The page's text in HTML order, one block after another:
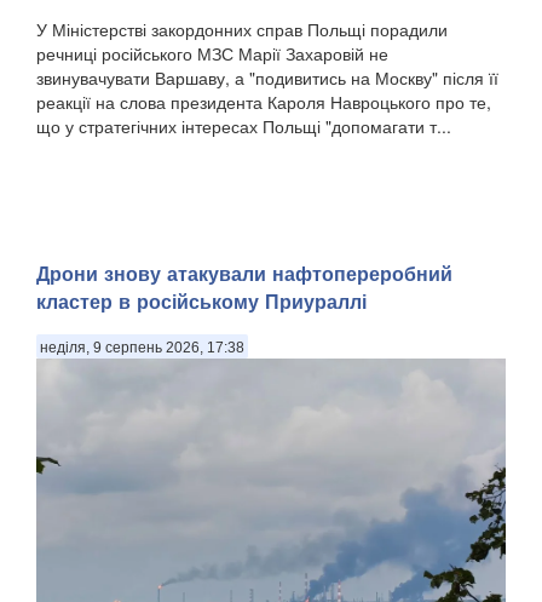
У Міністерстві закордонних справ Польщі порадили
речниці російського МЗС Марії Захаровій не
звинувачувати Варшаву, а "подивитись на Москву" після її
реакції на слова президента Кароля Навроцького про те,
що у стратегічних інтересах Польщі "допомагати т...
Дрони знову атакували нафтопереробний
кластер в російському Приураллі
неділя, 9 серпень 2026, 17:38